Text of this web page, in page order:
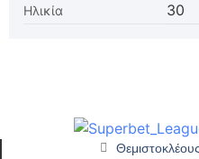
Ηλικία 30